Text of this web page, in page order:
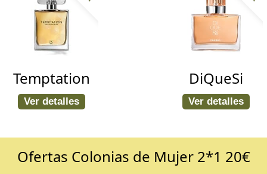
Temptation
Ver detalles
DiQueSi
Ver detalles
Ofertas Colonias de Mujer 2*1 20€